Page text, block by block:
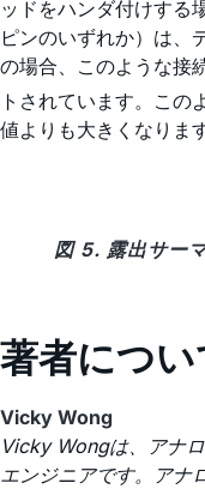
ッドをハンダ付けする
ピンのいずれか）は、
の場合、このような接
トされています。この
値よりも大きくなります
図 5. 露出サー
著者につい
Vicky Wong
Vicky Wongは、アナ
エンジニアです。アナ